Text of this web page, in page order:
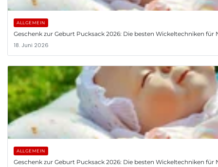
ALLGEMEIN
Geschenk zur Geburt Pucksack 2026: Die besten Wickeltechniken für
18. Juni 2026
ALLGEMEIN
Geschenk zur Geburt Pucksack 2026: Die besten Wickeltechniken für